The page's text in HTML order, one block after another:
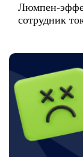
Люмпен-
сотрудник